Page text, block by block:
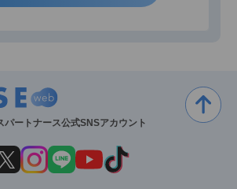
パートナース公式SNSアカウント